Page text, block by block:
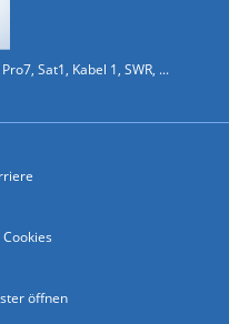
Sat1, Kabel 1, SWR, ...
öffnen